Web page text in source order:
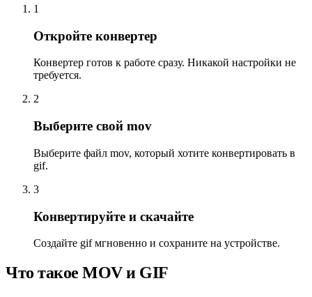
1
Откройте конвертер
Конвертер готов к работе сразу. Никакой настройки не
требуется.
2
Выберите свой mov
Выберите файл mov, который хотите конвертировать в
gif.
3
Конвертируйте и скачайте
Создайте gif мгновенно и сохраните на устройстве.
Что такое MOV и GIF